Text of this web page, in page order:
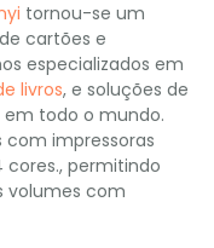
tornou-se um
cartões e
especializados em
livros, e soluções de
todo o mundo.
com impressoras
cores., permitindo
volumes com